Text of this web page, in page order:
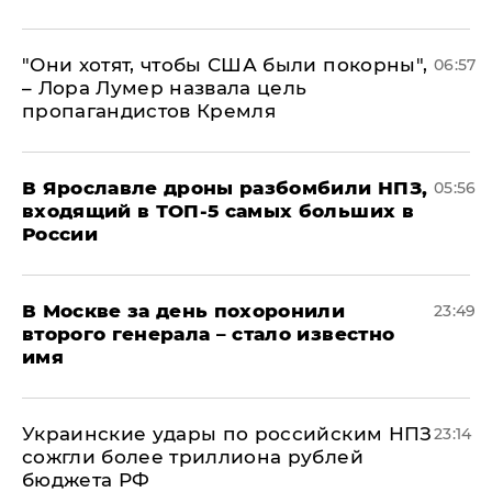
"Они хотят, чтобы США были покорны",
– Лора Лумер назвала цель
пропагандистов Кремля
06:57
В Ярославле дроны разбомбили НПЗ,
входящий в ТОП-5 самых больших в
России
05:56
В Москве за день похоронили
второго генерала – стало известно
имя
23:49
Украинские удары по российским НПЗ
сожгли более триллиона рублей
бюджета РФ
23:14